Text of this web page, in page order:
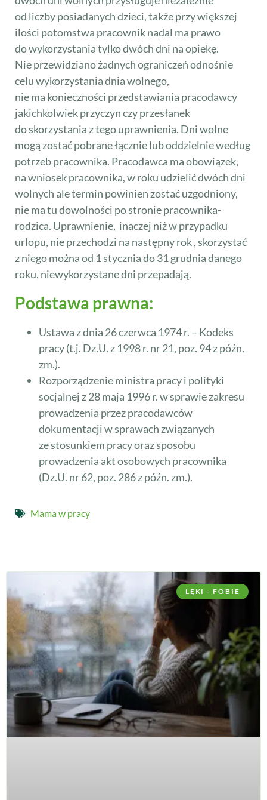
od liczby posiadanych dzieci, także przy większej
ilości potomstwa pracownik nadal ma prawo
do wykorzystania tylko dwóch dni na opiekę.
Nie przewidziano żadnych ograniczeń odnośnie
celu wykorzystania dnia wolnego,
nie ma konieczności przedstawiania pracodawcy
jakichkolwiek przyczyn czy przesłanek
do skorzystania z tego uprawnienia. Dni wolne
mogą zostać pobrane łącznie lub oddzielnie według
potrzeb pracownika. Pracodawca ma obowiązek,
na wniosek pracownika, w roku udzielić dwóch dni
wolnych ale termin powinien zostać uzgodniony,
nie ma tu dowolności po stronie pracownika-
rodzica. Uprawnienie, inaczej niż w przypadku
urlopu, nie przechodzi na następny rok , skorzystać
z niego można od 1 stycznia do 31 grudnia danego
roku, niewykorzystane dni przepadają.
Podstawa prawna:
Ustawa z dnia 26 czerwca 1974 r. – Kodeks
pracy (t.j. Dz.U. z 1998 r. nr 21, poz. 94 z późn.
zm.).
Rozporządzenie ministra pracy i polityki
socjalnej z 28 maja 1996 r. w sprawie zakresu
prowadzenia przez pracodawców
dokumentacji w sprawach związanych
ze stosunkiem pracy oraz sposobu
prowadzenia akt osobowych pracownika
(Dz.U. nr 62, poz. 286 z późn. zm.).
Mama w pracy
LĘKI - FOBIE